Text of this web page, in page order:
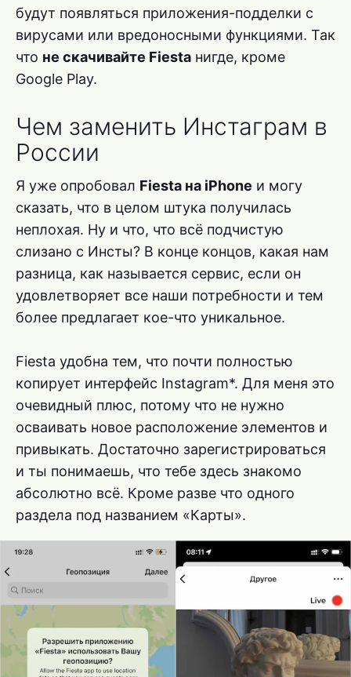
будут появляться приложения-подделки с
вирусами или вредоносными функциями. Так
что не скачивайте Fiesta нигде, кроме
Google Play.
Чем заменить Инстаграм в
России
Я уже опробовал Fiesta на iPhone и могу
сказать, что в целом штука получилась
неплохая. Ну и что, что всё подчистую
слизано с Инсты? В конце концов, какая нам
разница, как называется сервис, если он
удовлетворяет все наши потребности и тем
более предлагает кое-что уникальное.
Fiesta удобна тем, что почти полностью
копирует интерфейс Instagram*. Для меня это
очевидный плюс, потому что не нужно
осваивать новое расположение элементов и
привыкать. Достаточно зарегистрироваться
и ты понимаешь, что тебе здесь знакомо
абсолютно всё. Кроме разве что одного
раздела под названием «Карты».